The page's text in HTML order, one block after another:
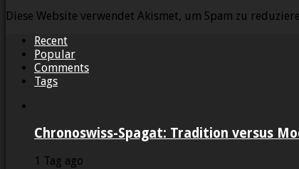
Diese Website verwendet Akismet, um Spam zu
Recent
Popular
Comments
Tags
Chronoswiss-Spagat: Tradition versus
1 Tag ago